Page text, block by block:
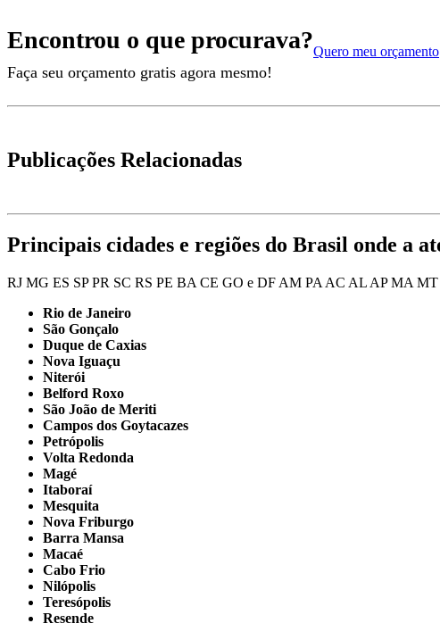
Encontrou o que procurava?
Faça seu orçamento gratis agora mesmo!
Quero meu orçamento
Publicações Relacionadas
Principais cidades e regiões do Brasil onde a
RJ MG ES SP PR SC RS PE BA CE GO e DF AM PA AC AL AP MA MT
Rio de Janeiro
São Gonçalo
Duque de Caxias
Nova Iguaçu
Niterói
Belford Roxo
São João de Meriti
Campos dos Goytacazes
Petrópolis
Volta Redonda
Magé
Itaboraí
Mesquita
Nova Friburgo
Barra Mansa
Macaé
Cabo Frio
Nilópolis
Teresópolis
Resende